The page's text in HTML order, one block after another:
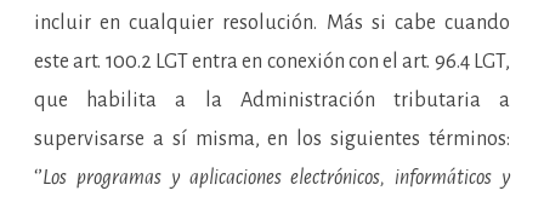
incluir en cualquier resolución. Más si cabe cuando
este art. 100.2 LGT entra en conexión con el art. 96.4 LGT,
que habilita a la Administración tributaria a
supervisarse a sí misma, en los siguientes términos:
‘’Los programas y aplicaciones electrónicos, informáticos y